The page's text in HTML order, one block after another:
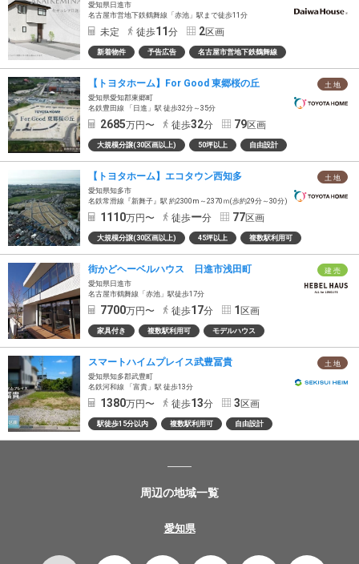
愛知県日進市
名古屋市営地下鉄鶴舞線「赤池」駅まで徒歩11分
未定 徒歩11 分 2区画
新着物件 予告広告 名古屋市営地下鉄鶴舞線
土 地
【トヨタホーム】For Good 東郷桜の丘
愛知県愛知郡東郷町
名鉄豊田線 「日進」駅 徒歩32分～35分
2685万円〜 徒歩32分 79区画
大規模分譲(30区画以上) 50坪以上 自由設計
土 地
【トヨタホーム】エコタウン西知多
愛知県知多市
名鉄常滑線『新舞子』駅 約2300m～2370ｍ(歩約29分～30分)
1110万円〜 徒歩ー分 77区画
大規模分譲(30区画以上) 45坪以上 複数駅利用可
建 売
街かどヘーベルハウス 日進市浅田町
愛知県日進市
名古屋市鶴舞線「赤池」駅徒歩17分
7700万円〜 徒歩17分 1 区画
家具付き 複数駅利用可 モデルハウス
土 地
スマートハイムプレイス武豊冨貴
愛知県知多郡武豊町
名鉄河和線 「富貴」駅 徒歩13分
1380万円〜 徒歩13分 3 区画
駅徒歩15分以内 複数駅利用可 自由設計
周辺の地域一覧
愛知県